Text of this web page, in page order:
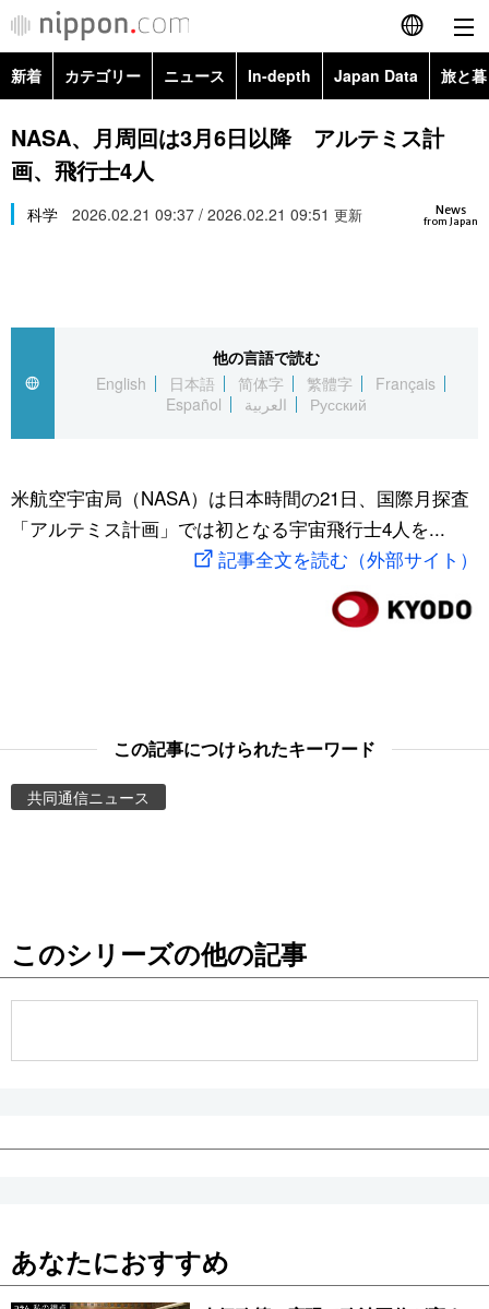
English
简体字
Русский
カテゴリー
経済・ビジネス
国際
文化
トップ
アーカイブ
In-depth
Japan Data
動画/Live
お知らせ
新着 カテゴリー ニュース In-depth Japan Data 旅と
政治・外交
経済・ビジネス
スポーツ・東京2020
Topics
NASA、月周回は3月6日以降 アルテミス計
画、飛行士4人
News
from Japan
科学 2026.02.21 09:37 / 2026.02.21 09:51 更新
他の言語で読む
English
日本語 简体字 繁體字
Français
Español
العربية Русский
米航空宇宙局（NASA）は日本時間の21日、国際月探査
「アルテミス計画」では初となる宇宙飛行士4人を...
記事全文を読む（外部サイト）
この記事につけられたキーワード
共同通信ニュース
このシリーズの他の記事
あなたにおすすめ